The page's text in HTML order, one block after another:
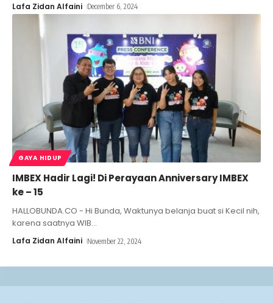
Lafa Zidan Alfaini December 6, 2024
GAYA HIDUP
IMBEX Hadir Lagi! Di Perayaan Anniversary IMBEX
ke – 15
HALLOBUNDA.CO - Hi Bunda, Waktunya belanja buat si Kecil nih,
karena saatnya WIB…
Lafa Zidan Alfaini November 22, 2024